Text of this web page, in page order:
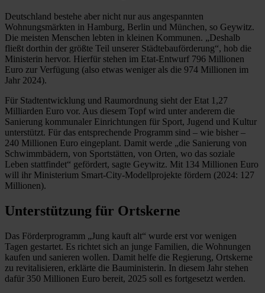
Deutschland bestehe aber nicht nur aus angespannten
Wohnungsmärkten in Hamburg, Berlin und München, so Geywitz.
Die meisten Menschen lebten in kleinen Kommunen. „Deshalb
fließt dorthin der größte Teil unserer Städtebauförderung“, hob die
Ministerin hervor. Hierfür stehen im Etat-Entwurf 796 Millionen
Euro zur Verfügung (also etwas weniger als die 974 Millionen im
Jahr 2024).
Für Stadtentwicklung und Raumordnung sieht der Etat 1,27
Milliarden Euro vor. Aus diesem Topf wird unter anderem die
Sanierung kommunaler Einrichtungen für Sport, Jugend und Kultur
unterstützt. Für das entsprechende Programm sind – wie bisher –
240 Millionen Euro eingeplant. Damit werde „die Sanierung von
Schwimmbädern, von Sportstätten, von Orten, wo das soziale
Leben stattfindet“ gefördert, sagte Geywitz. Mit 134 Millionen Euro
will ihr Ministerium Smart-City-Modellprojekte fördern (2024: 127
Millionen).
Unterstützung für Ortskerne
Das Förderprogramm „Jung kauft alt“ wurde erst vor wenigen
Tagen gestartet. Es richtet sich an junge Familien, die Wohnungen
kaufen und sanieren wollen. Damit helfe die Regierung, Ortskerne
zu revitalisieren, erklärte die Bauministerin. In diesem Jahr stehen
dafür 350 Millionen Euro bereit, 2025 soll es fortgesetzt werden.